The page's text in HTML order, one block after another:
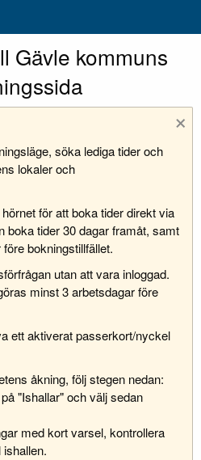
Gävle kommuns
×
söka lediga tider och
lokaler och
för att boka tider direkt via
boka tider 30 dagar framåt, samt
bokningstillfället.
utan att vara inloggad.
minst 3 arbetsdagar före
ett aktiverat passerkort/nyckel
åkning, följ stegen nedan:
"Ishallar" och välj sedan
med kort varsel, kontrollera
ishallen.